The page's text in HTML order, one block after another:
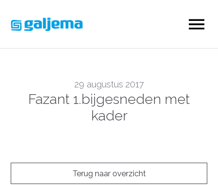
29 augustus 2017
Fazant 1.bijgesneden met
kader
Terug naar overzicht